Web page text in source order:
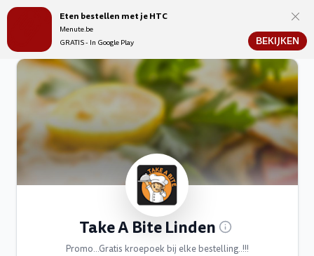
Eten bestellen met je HTC
Menute.be
GRATIS - In Google Play
BEKIJKEN
Menute.be
Take A Bite Linden
Promo...Gratis kroepoek bij elke bestelling..!!!